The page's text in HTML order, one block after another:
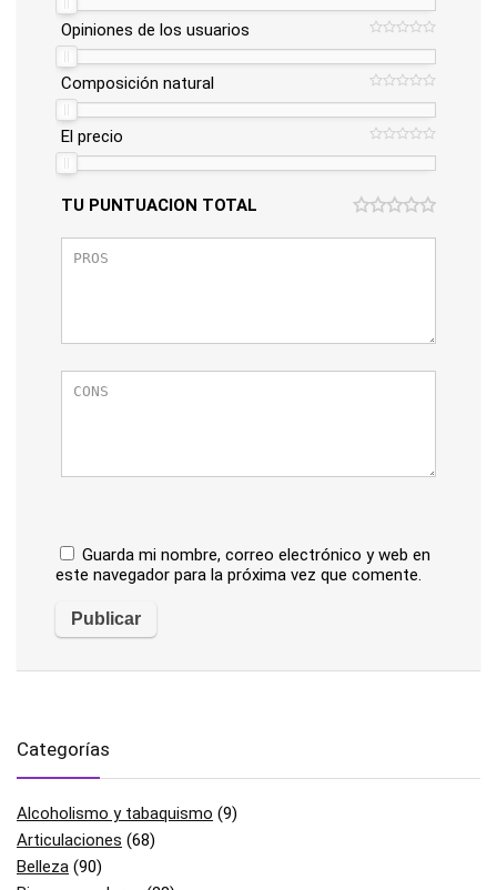
Opiniones de los usuarios
Composición natural
El precio
TU PUNTUACION TOTAL
Guarda mi nombre, correo electrónico y web en
este navegador para la próxima vez que comente.
Categorías
Alcoholismo y tabaquismo (9)
Articulaciones (68)
Belleza (90)